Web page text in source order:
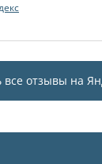
все отзывы на